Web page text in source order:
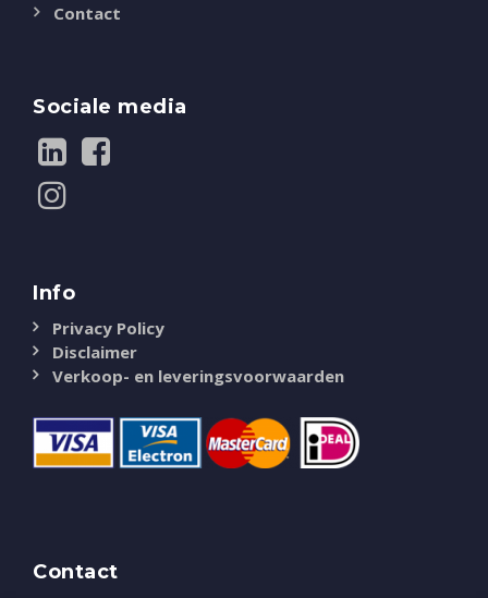
Contact
Sociale media
Info
Privacy Policy
Disclaimer
Verkoop- en leveringsvoorwaarden
Contact